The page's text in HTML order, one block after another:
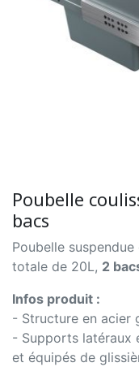
Poubelle
bacs
Poubelle
totale de 20L, 2
Infos produit :
- Structure en acier
- Supports latéraux
et équipés de